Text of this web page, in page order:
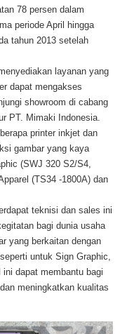
78 persen dalam
periode April hingga
tahun 2013 setelah
layanan yang
dapat mengakses
showroom di cabang
PT. Mimaki Indonesia.
printer inkjet dan
gambar yang kaya
(SWJ 320 S2/S4,
(TS34 -1800A) dan
teknisi dan sales ini
bagi dunia usaha
yang berkaitan dengan
untuk Sign Graphic,
ini dapat membantu bagi
meningkatkan kualitas